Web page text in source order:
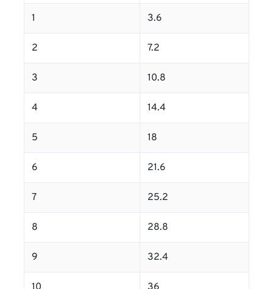
1 3.6
2 7.2
3 10.8
4 14.4
5 18
6 21.6
7 25.2
8 28.8
9 32.4